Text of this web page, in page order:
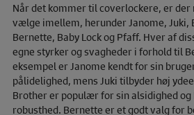
Når det kommer til coverlockere, er
vælge imellem, herunder Janome, Juki,
Bernette, Baby Lock og Pfaff. Hver af
egne styrker og svagheder i forhold til
eksempel er Janome kendt for sin
pålidelighed, mens Juki tilbyder høj
Brother er populær for sin alsidighed
robusthed. Bernette er et godt valg for